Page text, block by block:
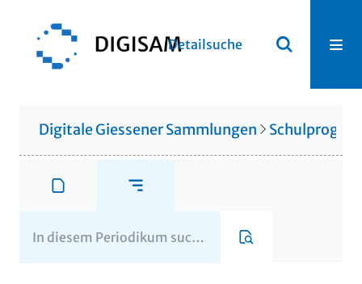
Detailsuche
Digitale Giessener Sammlungen